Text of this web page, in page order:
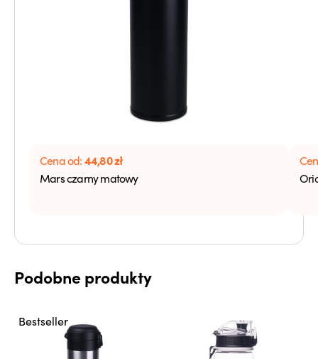
Cena od:44,80zł
Mars czarny matowy
Podobne produkty
Bestseller